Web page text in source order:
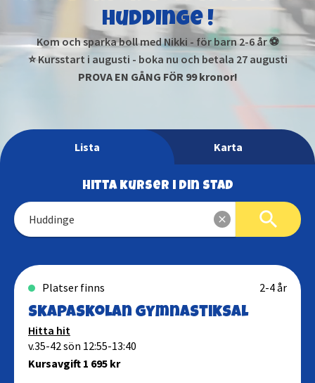
Huddinge !
Kom och sparka boll med Nikki - för barn 2-6 år ⚽
⭐ Kursstart i augusti - boka nu och betala 27 augusti
PROVA EN GÅNG FÖR 99 kronor!
Lista Karta
Hitta kurser i din stad
close search
Platser finns 2-4 år
Skapaskolan gymnastiksal
Hitta hit
v.35-42 sön 12:55-13:40
Kursavgift 1 695 kr